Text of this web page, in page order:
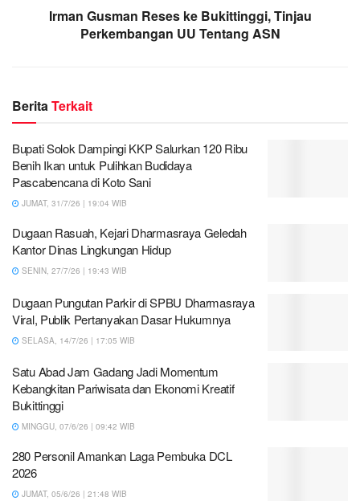
Irman Gusman Reses ke Bukittinggi, Tinjau
Perkembangan UU Tentang ASN
BeritaTerkait
Bupati Solok Dampingi KKP Salurkan 120 Ribu
Benih Ikan untuk Pulihkan Budidaya
Pascabencana di Koto Sani
JUMAT, 31/7/26 | 19:04 WIB
Dugaan Rasuah, Kejari Dharmasraya Geledah
Kantor Dinas Lingkungan Hidup
SENIN, 27/7/26 | 19:43 WIB
Dugaan Pungutan Parkir di SPBU Dharmasraya
Viral, Publik Pertanyakan Dasar Hukumnya
SELASA, 14/7/26 | 17:05 WIB
Satu Abad Jam Gadang Jadi Momentum
Kebangkitan Pariwisata dan Ekonomi Kreatif
Bukittinggi
MINGGU, 07/6/26 | 09:42 WIB
280 Personil Amankan Laga Pembuka DCL
2026
JUMAT, 05/6/26 | 21:48 WIB